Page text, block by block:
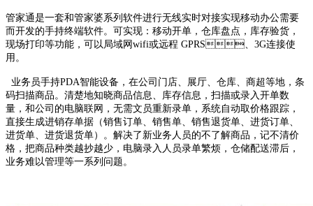
管家通是一套和管家婆系列软件进行无线实时对接实现移动办公需要
而开发的手持终端软件。可实现：移动开单，仓库盘点，库存验货，
现场打印等功能，可以局域网wifi或远程 GPRS、3G连接使
用。
业务员手持PDA智能设备，在公司门店、展厅、仓库、商超等地，条
码扫描商品。清楚地知晓商品信息、库存信息，扫描或录入开单数
量，和公司的电脑联网，无需文员重新录单，系统自动取价格跟踪，
直接生成进销存单据（销售订单、销售单、销售退货单、进货订单、
进货单、进货退货单）。解决了新业务人员的不了解商品，记不清价
格，把商品种类越抄越少，电脑录入人员录单繁烦，仓储配送滞后，
业务难以管理等一系列问题。